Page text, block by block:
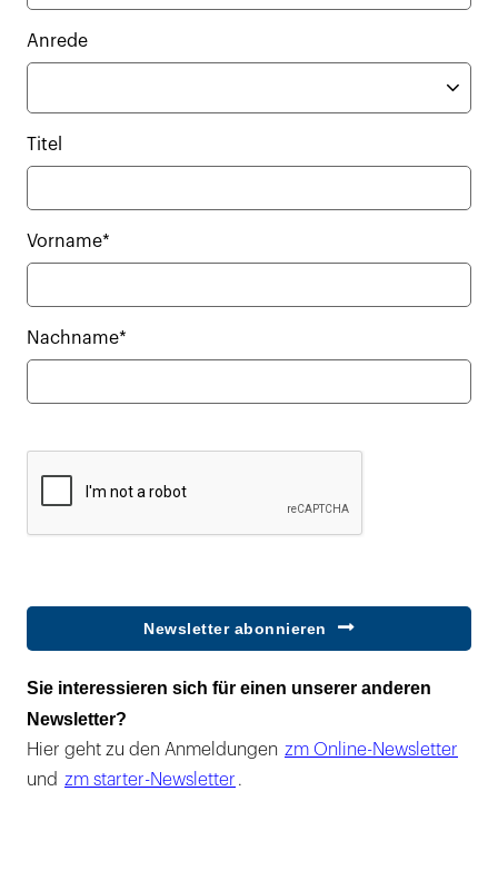
Anrede
Titel
Vorname*
Nachname*
Newsletter abonnieren
Sie interessieren sich für einen unserer anderen
Newsletter?
Hier geht zu den Anmeldungen zm Online-Newsletter
und zm starter-Newsletter .